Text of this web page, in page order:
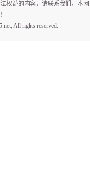
权益的内容，请联系我们，本网
All rights reserved.